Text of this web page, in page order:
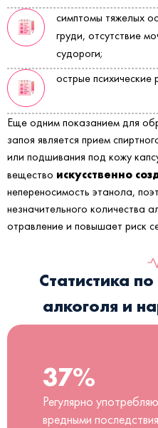
симптомы тяжелых
груди, отсутствие
судороги;
острые психические
Еще одним показанием для
запоя является прием
или подшивания под кожу
вещество искусственно
непереносимость этанола,
незначительного количества
отравление и повышает риск
Статистика
алкоголя и
37%
Регулярно
вредными